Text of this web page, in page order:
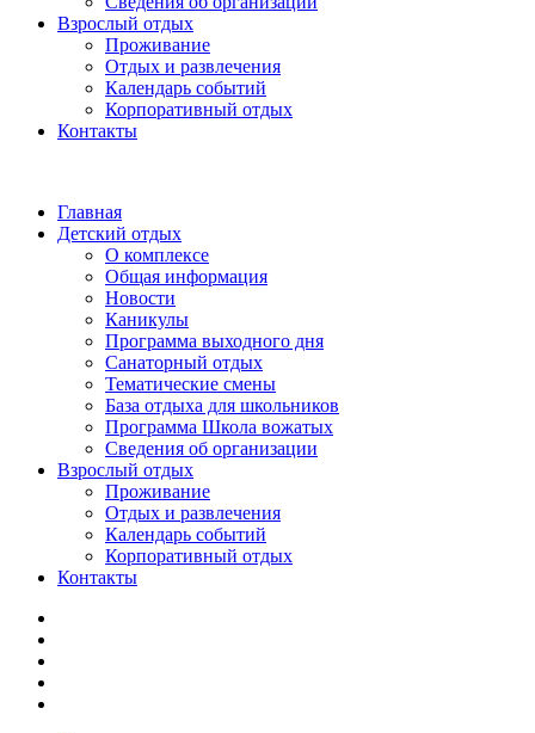
Взрослый отдых
Проживание
Отдых и развлечения
Календарь событий
Корпоративный отдых
Контакты
Главная
Детский отдых
О комплексе
Общая информация
Новости
Каникулы
Программа выходного дня
Санаторный отдых
Тематические смены
База отдыха для школьников
Программа Школа вожатых
Cведения об организации
Взрослый отдых
Проживание
Отдых и развлечения
Календарь событий
Корпоративный отдых
Контакты